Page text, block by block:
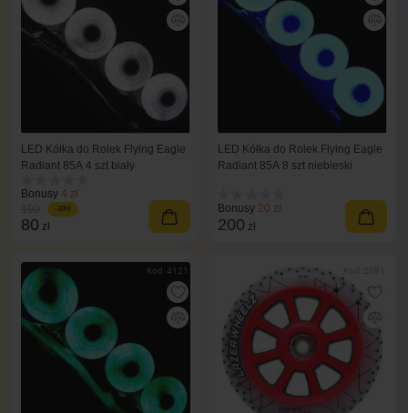
LED Kółka do Rolek Flying Eagle
Radiant 85A 4 szt biały
Bonusy 4 zł
-20%
80 zł
LED Kółka do Rolek Flying Eagle
Radiant 85A 8 szt niebieski
Bonusy 20 zł
200 zł
Kod: 4121